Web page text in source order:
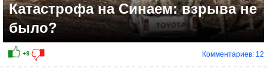
Катастрофа на Синаем: взрыва не
было?
Комментариев: 12